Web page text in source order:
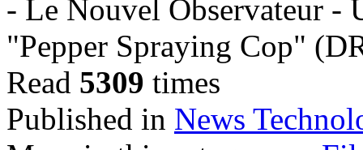
- Le Nouvel Observateur -
"Pepper Spraying Cop"
Read 5309 times
Published in News